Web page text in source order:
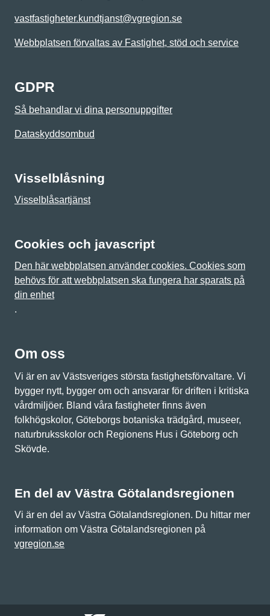
vastfastigheter.kundtjanst@vgregion.se
Webbplatsen förvaltas av Fastighet, stöd och service
GDPR
Så behandlar vi dina personuppgifter
Dataskyddsombud
Visselblåsning
Visselblåsartjänst
Cookies och javascript
Den här webbplatsen använder cookies. Cookies som
behövs för att webbplatsen ska fungera har sparats på
din enhet
.
Om oss
Vi är en av Västsveriges största fastighetsförvaltare. Vi
bygger nytt, bygger om och ansvarar för driften i kritiska
vårdmiljöer. Bland våra fastigheter finns även
folkhögskolor, Göteborgs botaniska trädgård, museer,
naturbruksskolor och Regionens Hus i Göteborg och
Skövde.
En del av Västra Götalandsregionen
Vi är en del av Västra Götalandsregionen. Du hittar mer
information om Västra Götalandsregionen på
vgregion.se